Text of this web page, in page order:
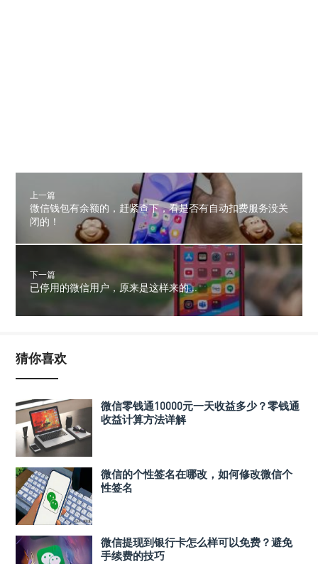
上一篇
微信钱包有余额的，赶紧查下，看是否有自动扣费服务没关
闭的！
下一篇
已停用的微信用户，原来是这样来的...
猜你喜欢
微信零钱通10000元一天收益多少？零钱通
收益计算方法详解
微信的个性签名在哪改，如何修改微信个
性签名
微信提现到银行卡怎么样可以免费？避免
手续费的技巧